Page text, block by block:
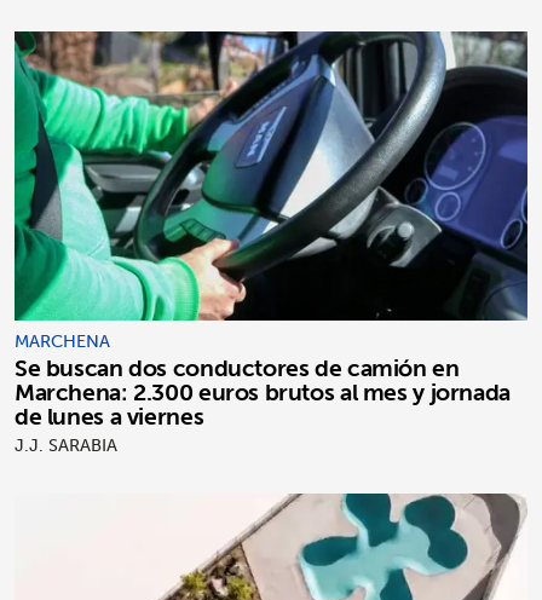
MARCHENA
Se buscan dos conductores de camión en
Marchena: 2.300 euros brutos al mes y jornada
de lunes a viernes
J.J. SARABIA